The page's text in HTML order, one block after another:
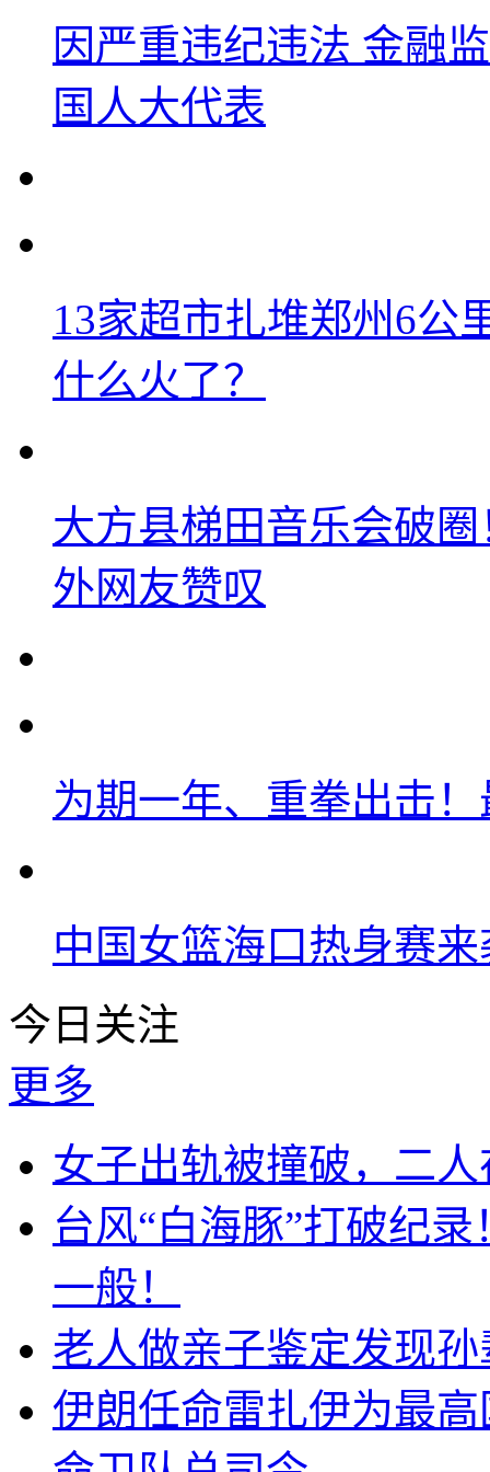
因严重违纪违法 金融
国人大代表
13家超市扎堆郑州6公
什么火了？
大方县梯田音乐会破
外网友赞叹
为期一年、重拳出击
中国女篮海口热身赛
今日关注
更多
女子出轨被撞破，二
台风“白海豚”打破纪
一般！
老人做亲子鉴定发现
伊朗任命雷扎伊为最